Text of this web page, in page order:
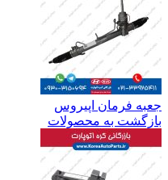
جعبه فرمان اپیروس
بازگشت به محصولات